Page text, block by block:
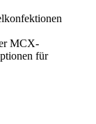
MCX-
für